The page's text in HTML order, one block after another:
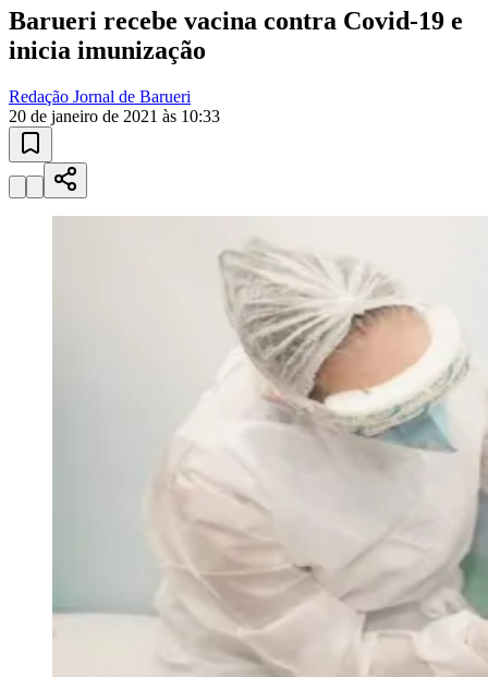
Sport
Saúde
Barueri recebe vacina contra Covid-19 e
inicia imunização
Redação Jornal de Barueri
20 de janeiro de 2021 às 10:33